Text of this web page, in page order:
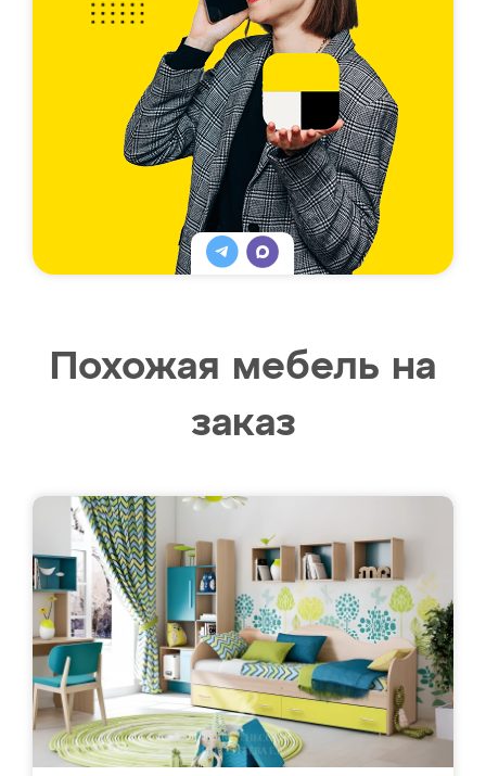
Похожая мебель на
заказ